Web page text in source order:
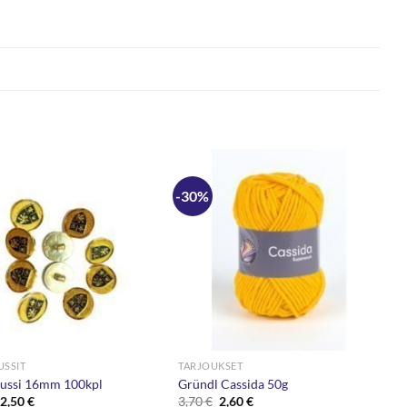
16mm 100kpl
Alkuperäinen
2,50€Nykyinen
-30%
TARJOUKSET
Gründl Cassida 50g
3,70€ Alkuperäinen
2,60€Nykyinen